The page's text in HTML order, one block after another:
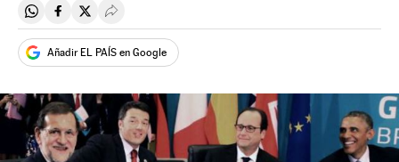
Compartir en Whatsapp
Compartir en Facebook
Compartir en Twitter
Desplegar Redes Sociales
Añadir EL PAÍS en Google